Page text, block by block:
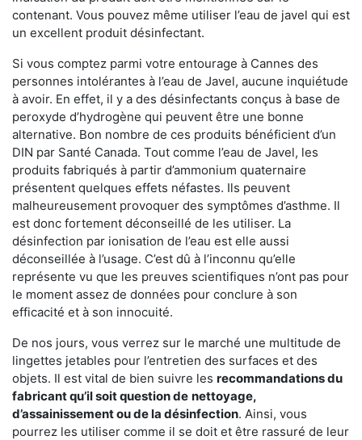
contenant. Vous pouvez même utiliser l’eau de javel qui est
un excellent produit désinfectant.
Si vous comptez parmi votre entourage à Cannes des
personnes intolérantes à l’eau de Javel, aucune inquiétude
à avoir. En effet, il y a des désinfectants conçus à base de
peroxyde d’hydrogène qui peuvent être une bonne
alternative. Bon nombre de ces produits bénéficient d’un
DIN par Santé Canada. Tout comme l’eau de Javel, les
produits fabriqués à partir d’ammonium quaternaire
présentent quelques effets néfastes. Ils peuvent
malheureusement provoquer des symptômes d’asthme. Il
est donc fortement déconseillé de les utiliser. La
désinfection par ionisation de l’eau est elle aussi
déconseillée à l’usage. C’est dû à l’inconnu qu’elle
représente vu que les preuves scientifiques n’ont pas pour
le moment assez de données pour conclure à son
efficacité et à son innocuité.
De nos jours, vous verrez sur le marché une multitude de
lingettes jetables pour l’entretien des surfaces et des
objets. Il est vital de bien suivre les recommandations du
fabricant qu’il soit question de nettoyage,
d’assainissement ou de la désinfection. Ainsi, vous
pourrez les utiliser comme il se doit et être rassuré de leur